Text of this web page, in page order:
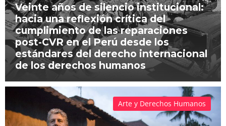
Veinte años de silencio institucional:
hacia una reflexión crítica del
cumplimiento de las reparaciones
post-CVR en el Perú desde los
estándares del derecho internacional
de los derechos humanos
Arte y Derechos Humanos